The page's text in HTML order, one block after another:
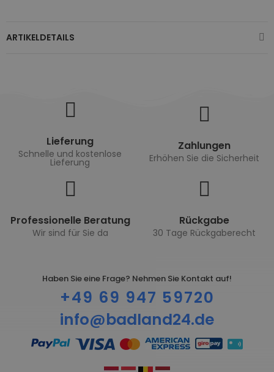
ARTIKELDETAILS
Lieferung
Schnelle und kostenlose
Lieferung
Zahlungen
Erhöhen Sie die Sicherheit
Professionelle Beratung
Wir sind für Sie da
Rückgabe
30 Tage Rückgaberecht
Haben Sie eine Frage? Nehmen Sie Kontakt auf!
+49 69 947 59720
info@badland24.de